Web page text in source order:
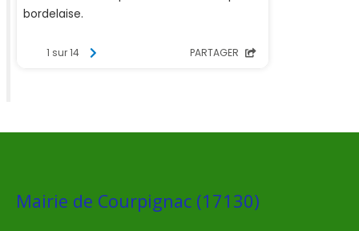
Mairie de Courpignac (17130)